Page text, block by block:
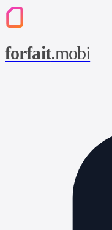
forfait.mobi